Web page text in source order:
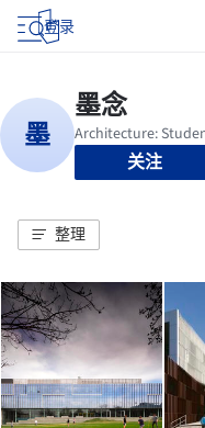
登录
关注
整理